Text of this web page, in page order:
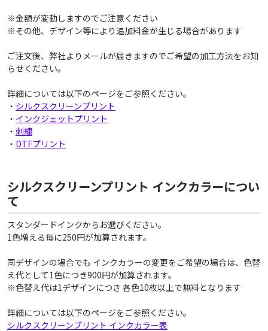
※金額が変動しますのでご注意ください
※その他、デザイン等により追加料金が生じる場合があります
ご注文後、弊社よりメールが届きますのでご希望の加工方法をお知
らせください。
詳細については以下のページをご参照ください。
・ シルクスクリーンプリント
・ インクジェットプリント
・ 刺繍
・ DTFプリント
シルクスクリーンプリント インクカラーについ
て
スタンダードインクからお選びください。
1色増える毎に250円が加算されます。
同デザインの場合でも インクカラーの変更をご希望の場合は、色替
え代として1色につき900円が加算されます。
※色替え代は1デザインにつき 各色10枚以上で無料となります
詳細については以下のページをご参照ください。
シルクスクリーンプリント インクカラー表